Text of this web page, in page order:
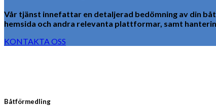
Vår tjänst innefattar en detaljerad bedömning av din
hemsida och andra relevanta plattformar, samt
KONTAKTA OSS
Båtförmedling